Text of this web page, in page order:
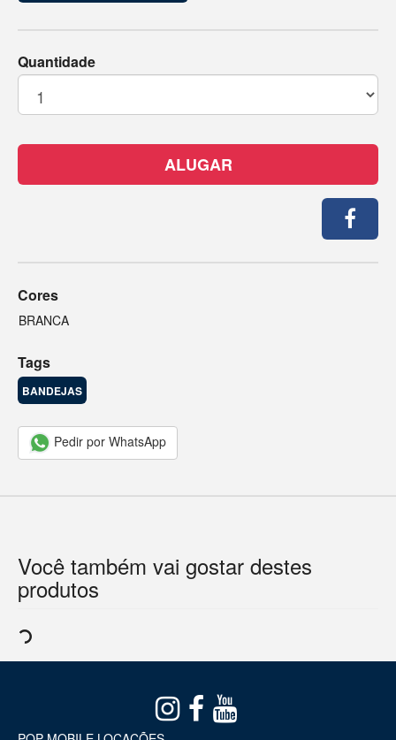
Quantidade
ALUGAR
Cores
BRANCA
Tags
BANDEJAS
Pedir por WhatsApp
Você também vai gostar destes
produtos